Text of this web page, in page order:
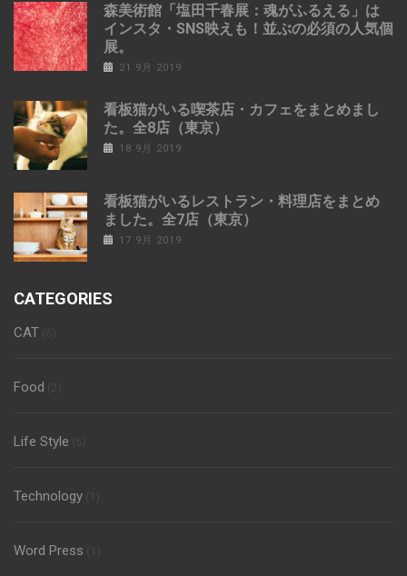
森美術館「塩田千春展：魂がふるえる」は
インスタ・SNS映えも！並ぶの必須の人気個
展。
21 9月 2019
看板猫がいる喫茶店・カフェをまとめまし
た。全8店（東京）
18 9月 2019
看板猫がいるレストラン・料理店をまとめ
ました。全7店（東京）
17 9月 2019
CATEGORIES
CAT
Food
Life Style
Technology
Word Press